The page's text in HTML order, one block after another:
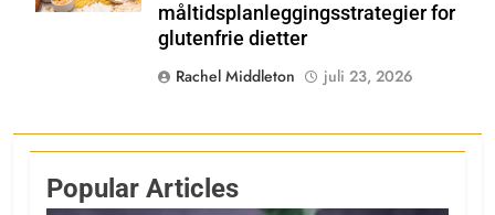
måltidsplanleggingsstrategier for
glutenfrie dietter
Rachel Middleton
juli 23, 2026
Popular Articles